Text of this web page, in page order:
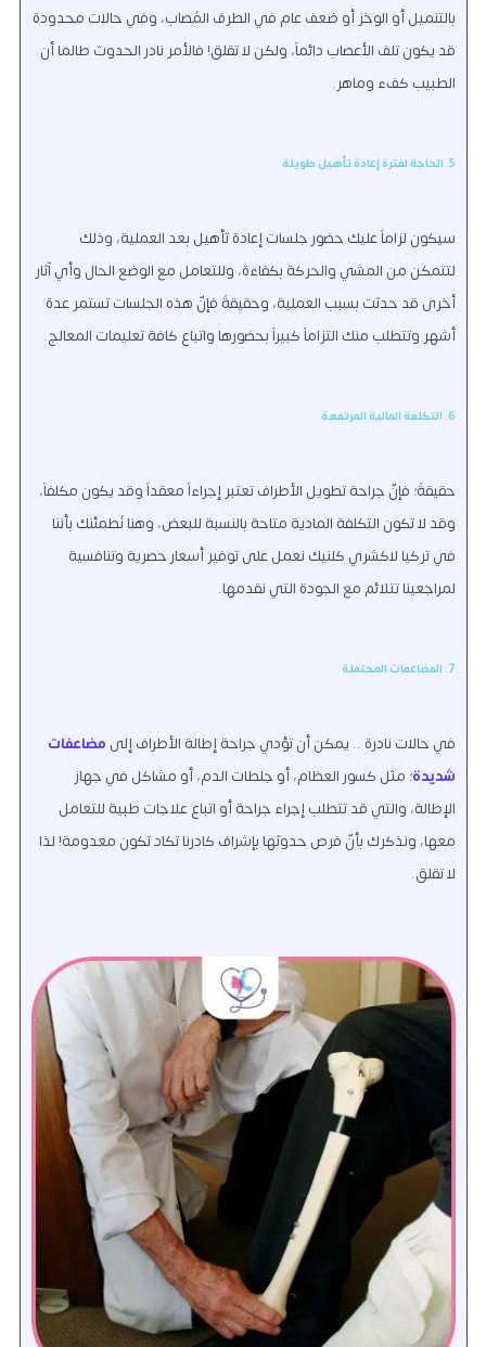
بالتنميل أو الوخز أو ضعف عام في الطرف المُصاب، وفي حالات محدودة
قد يكون تلف الأعصاب دائماً، ولكن لا تقلق! فالأمر نادر الحدوث طالما أن
الطبيب كفء وماهر.
5. الحاجة لفترة إعادة تأهيل طويلة
سيكون لزاماً عليك حضور جلسات إعادة تأهيل بعد العملية، وذلك
لتتمكن من المشي والحركة بكفاءة، وللتعامل مع الوضع الحال وأي آثار
أخرى قد حدثت بسبب العملية، وحقيقةً فإنّ هذه الجلسات تستمر عدة
أشهر وتتطلب منك التزاماً كبيراً بحضورها واتباع كافة تعليمات المعالج.
6. التكلفة المالية المرتفعة
حقيقةً؛ فإنّ جراحة تطويل الأطراف تعتبر إجراءاً معقداً وقد يكون مكلفاً،
وقد لا تكون التكلفة المادية متاحة بالنسبة للبعض، وهنا نُطمئنك بأننا
في تركيا لاكشري كلنيك نعمل على توفير أسعار حصرية وتنافسية
لمراجعينا تتلائم مع الجودة التي نقدمها.
7. المضاعفات المحتملة
في حالات نادرة .. يمكن أن تؤدي جراحة إطالة الأطراف إلى مضاعفات
شديدة؛ مثل كسور العظام، أو جلطات الدم، أو مشاكل في جهاز
الإطالة، والتي قد تتطلب إجراء جراحة أو اتباع علاجات طبية للتعامل
معها، ونذكرك بأنّ فرص حدوثها بإشراف كادرنا تكاد تكون معدومة! لذا
لا تقلق.